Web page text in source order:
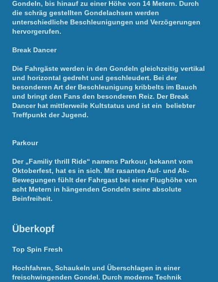
Gondeln, bis hinauf zu einer Höhe von 14 Metern. Durch
die schräg gestellten Gondelachsen werden
unterschiedliche Beschleunigungen und Verzögerungen
hervorgerufen.
Break Dancer
Die Fahrgäste werden in den Gondeln gleichzeitig vertikal
und horizontal gedreht und geschleudert. Bei der
besonderen Art der Beschleunigung kribbelts im Bauch
und bringt den Fans den besonderen Reiz. Der Break
Dancer hat mittlerweile Kultstatus und ist ein beliebter
Treffpunkt der Jugend.
Parkour
Der „Familiy thrill Ride“ namens Parkour, bekannt vom
Oktoberfest, hat es in sich. Mit rasanten Auf- und Ab-
Bewegungen fühlt der Fahrgast bei einer Flughöhe von
acht Metern in hängenden Gondeln seine absolute
Beinfreiheit.
Überkopf
Top Spin Fresh
Hochfahren, Schaukeln und Überschlagen in einer
freischwingenden Gondel. Durch moderne Technik